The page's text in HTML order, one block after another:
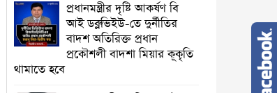
প্রধানমন্ত্রীর দৃষ্টি আকর্ষণ বি
আই ডব্লুভিইউ-তে দুর্নীতির
বাদশ অতিরিক্ত প্রধান
প্রকৌশলী বাদশা মিয়ার কূকৃতি
থামাতে হবে